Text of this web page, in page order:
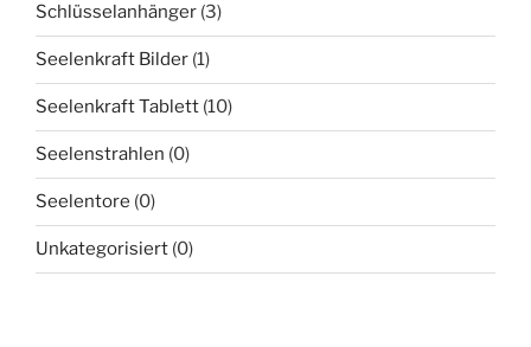
Schlüsselanhänger (3)
Seelenkraft Bilder (1)
Seelenkraft Tablett (10)
Seelenstrahlen (0)
Seelentore (0)
Unkategorisiert (0)